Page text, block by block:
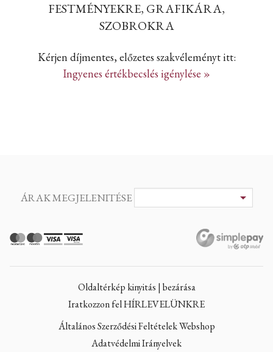
FESTMÉNYEKRE, GRAFIKÁRA,
SZOBROKRA
Kérjen díjmentes, előzetes szakvéleményt itt:
Ingyenes értékbecslés igénylése »
ÁRAK MEGJELENITÉSE
Oldaltérkép kinyitás | bezárása
Iratkozzon fel HÍRLEVELÜNKRE
Általános Szerződési Feltételek Webshop
Adatvédelmi Irányelvek